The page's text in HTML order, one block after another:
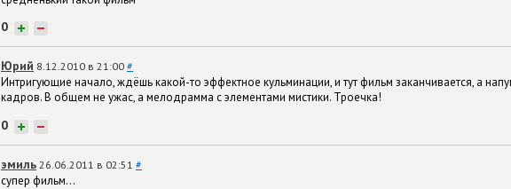
0 + −
Юрий 8.12.2010 в 21:00 #
Интригующие начало, ждёшь какой-то эффектное кульминации, и тут фильм заканчивается, а
кадров. В общем не ужас, а мелодрамма с элементами мистики. Троечка!
0 + −
эмиль 26.06.2011 в 02:51 #
супер фильм...